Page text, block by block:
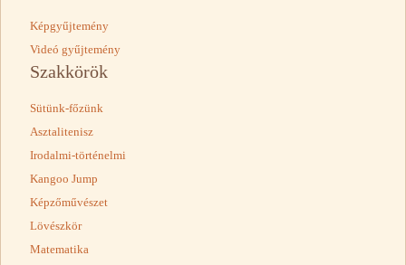
Képgyűjtemény
Videó gyűjtemény
Szakkörök
Sütünk-főzünk
Asztalitenisz
Irodalmi-történelmi
Kangoo Jump
Képzőművészet
Lövészkör
Matematika